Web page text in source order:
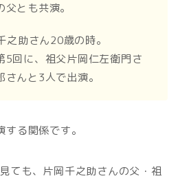
とも共演。
助さん20歳の時。
5回に、祖父片岡仁左衛門さ
んと3人で出演。
る関係です。
ても、片岡千之助さんの父・祖